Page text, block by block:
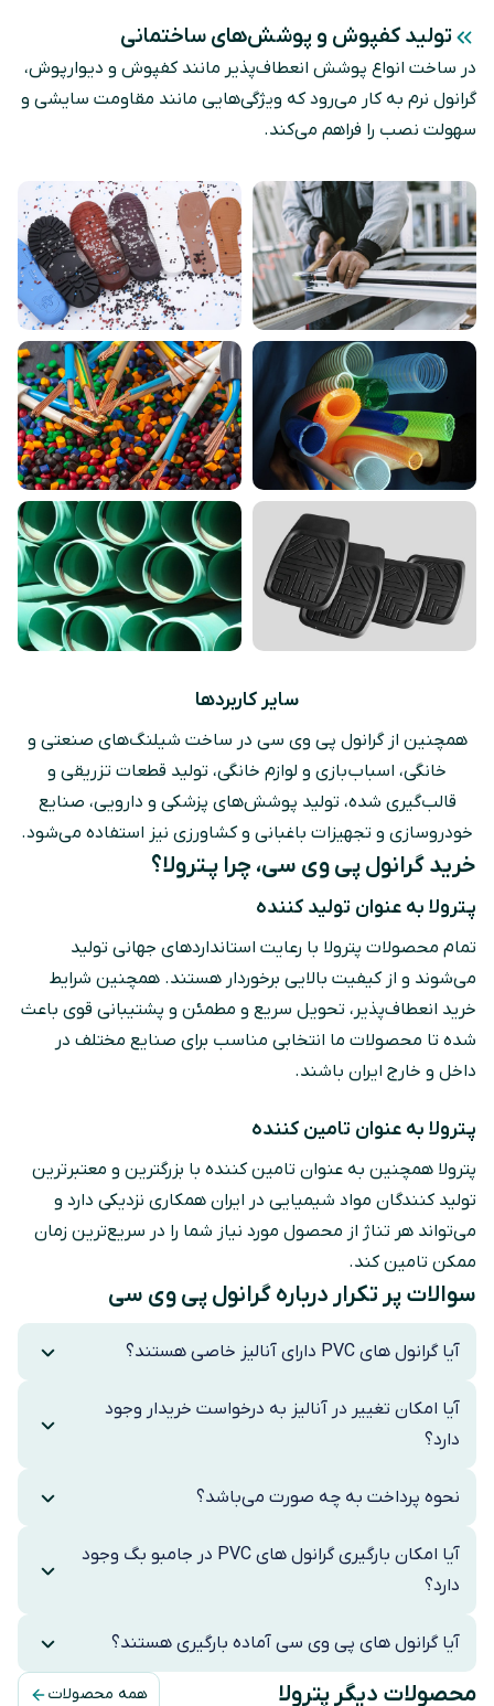
تولید کفپوش و پوشش‌های ساختمانی
در ساخت انواع پوشش‌ انعطاف‌پذیر مانند کفپوش و دیوارپوش،
گرانول نرم به‌ کار می‌رود که ویژگی‌هایی مانند مقاومت سایشی و
سهولت نصب را فراهم می‌کند.
سایر کاربرد‌ها
همچنین از گرانول پی وی سی در ساخت شیلنگ‌های صنعتی و
خانگی، اسباب‌بازی و لوازم خانگی، تولید قطعات تزریقی و
قالب‌گیری شده، تولید پوشش‌های پزشکی و دارویی، صنایع
خودروسازی و تجهیزات باغبانی و کشاورزی نیز استفاده می‌شود.
خرید گرانول پی وی سی، چرا پـترولا؟
پـترولا به عنوان تولید کننده
تمام محصولات پترولا با رعایت استانداردهای جهانی تولید
می‌شوند و از کیفیت بالایی برخوردار هستند. همچنین شرایط
خرید انعطاف‌پذیر، تحویل سریع و مطمئن و پشتیبانی قوی باعث
شده تا محصولات ما انتخابی مناسب برای صنایع مختلف در
داخل و خارج ایران باشند.
پـترولا به عنوان تامین کننده
پترولا همچنین به عنوان تامین کننده با بزرگترین و معتبرترین
تولید کنندگان مواد شیمیایی در ایران همکاری نزدیکی دارد و
می‌تواند هر تناژ از محصول مورد نیاز شما را در سریع‌ترین زمان
ممکن تامین کند.
سوالات پر تکرار درباره گرانول پی وی سی
آیا گرانول های PVC دارای آنالیز خاصی هستند؟
آیا امکان تغییر در آنالیز به درخواست خریدار وجود
دارد؟
نحوه پرداخت به چه صورت می‌باشد؟
آیا امکان بارگیری گرانول های PVC در جامبو بگ وجود
دارد؟
آیا گرانول های پی وی سی آماده بارگیری هستند؟
محصولات دیگر پترولا همه محصولات